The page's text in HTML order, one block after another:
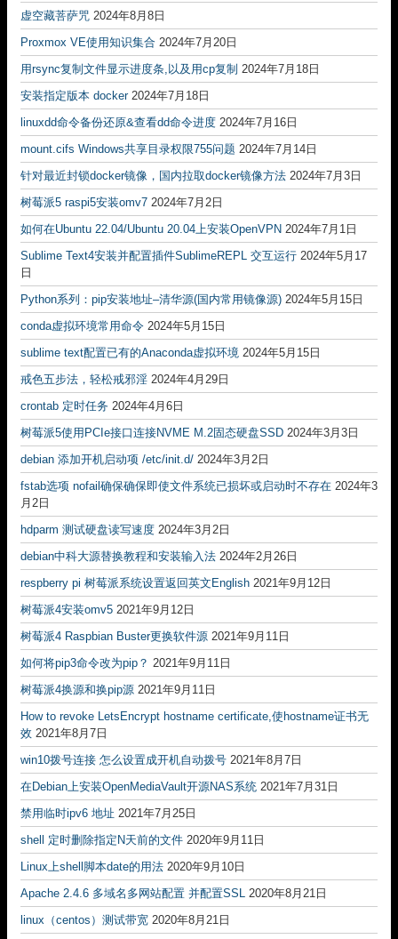
虚空藏菩萨咒 2024年8月8日
Proxmox VE使用知识集合 2024年7月20日
用rsync复制文件显示进度条,以及用cp复制 2024年7月18日
安装指定版本 docker 2024年7月18日
linuxdd命令备份还原&查看dd命令进度 2024年7月16日
mount.cifs Windows共享目录权限755问题 2024年7月14日
针对最近封锁docker镜像，国内拉取docker镜像方法 2024年7月3日
树莓派5 raspi5安装omv7 2024年7月2日
如何在Ubuntu 22.04/Ubuntu 20.04上安装OpenVPN 2024年7月1日
Sublime Text4安装并配置插件SublimeREPL 交互运行 2024年5月17
日
Python系列：pip安装地址–清华源(国内常用镜像源) 2024年5月15日
conda虚拟环境常用命令 2024年5月15日
sublime text配置已有的Anaconda虚拟环境 2024年5月15日
戒色五步法，轻松戒邪淫 2024年4月29日
crontab 定时任务 2024年4月6日
树莓派5使用PCIe接口连接NVME M.2固态硬盘SSD 2024年3月3日
debian 添加开机启动项 /etc/init.d/ 2024年3月2日
fstab选项 nofail确保确保即使文件系统已损坏或启动时不存在 2024年3
月2日
hdparm 测试硬盘读写速度 2024年3月2日
debian中科大源替换教程和安装输入法 2024年2月26日
respberry pi 树莓派系统设置返回英文English 2021年9月12日
树莓派4安装omv5 2021年9月12日
树莓派4 Raspbian Buster更换软件源 2021年9月11日
如何将pip3命令改为pip？ 2021年9月11日
树莓派4换源和换pip源 2021年9月11日
How to revoke LetsEncrypt hostname certificate,使hostname证书无
效 2021年8月7日
win10拨号连接 怎么设置成开机自动拨号 2021年8月7日
在Debian上安装OpenMediaVault开源NAS系统 2021年7月31日
禁用临时ipv6 地址 2021年7月25日
shell 定时删除指定N天前的文件 2020年9月11日
Linux上shell脚本date的用法 2020年9月10日
Apache 2.4.6 多域名多网站配置 并配置SSL 2020年8月21日
linux（centos）测试带宽 2020年8月21日